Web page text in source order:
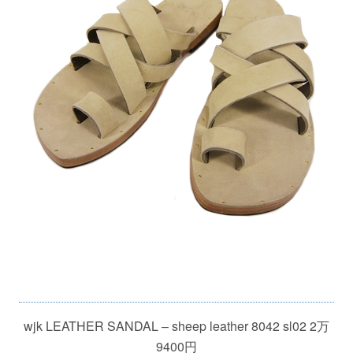
wjk LEATHER SANDAL – sheep leather 8042 sl02 2万
9400円